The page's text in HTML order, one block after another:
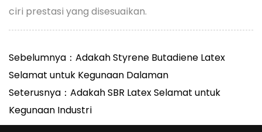
ciri prestasi yang disesuaikan.
Sebelumnya：Adakah Styrene Butadiene Latex
Selamat untuk Kegunaan Dalaman
Seterusnya：Adakah SBR Latex Selamat untuk
Kegunaan Industri